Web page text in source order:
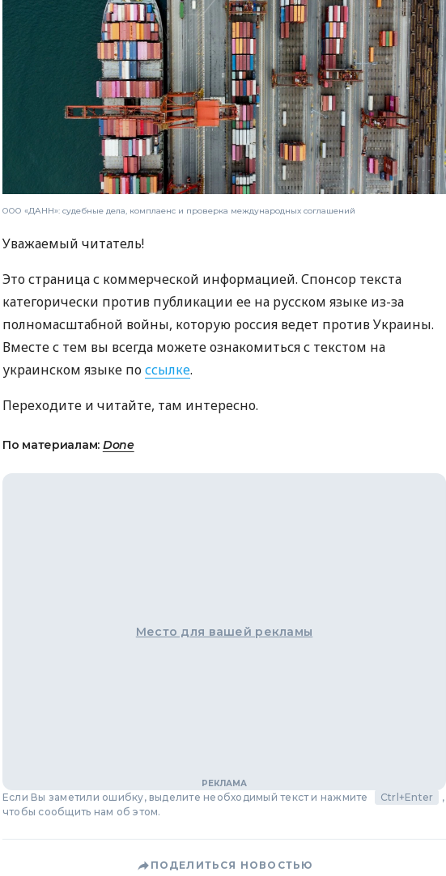
ООО «ДАНН»: судебные дела, комплаенс и проверка международных соглашений
Уважаемый читатель!
Это страница с коммерческой информацией. Спонсор текста
категорически против публикации ее на русском языке из-за
полномасштабной войны, которую россия ведет против Украины.
Вместе с тем вы всегда можете ознакомиться с текстом на
украинском языке поссылке.
Переходите и читайте, там интересно.
По материалам: Done
Место для вашей рекламы
Если Вы заметили ошибку, выделите необходимый текст и нажмите Ctrl+Enter
,
чтобы сообщить нам об этом.
ПОДЕЛИТЬСЯ НОВОСТЬЮ